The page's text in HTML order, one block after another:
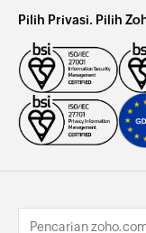
Pilih Privasi. Pilih